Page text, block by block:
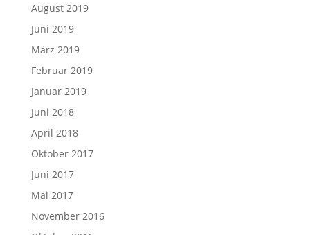
August 2019
Juni 2019
März 2019
Februar 2019
Januar 2019
Juni 2018
April 2018
Oktober 2017
Juni 2017
Mai 2017
November 2016